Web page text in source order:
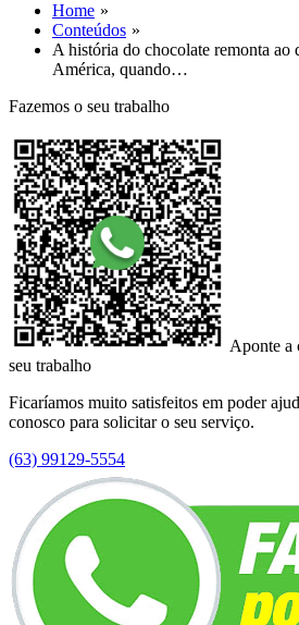
Home
Conteúdos
A história do chocolate remonta ao
América, quando…
Fazemos o seu trabalho
Aponte a
seu trabalho
Ficaríamos muito satisfeitos em poder
conosco para solicitar o seu serviço.
(63) 99129-5554